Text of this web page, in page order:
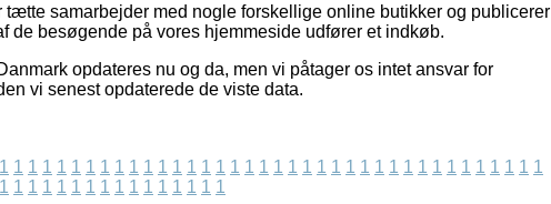
samarbejder med nogle forskellige online butikker og publicerer
de besøgende på vores hjemmeside udfører et indkøb.
opdateres nu og da, men vi påtager os intet ansvar for
vi senest opdaterede de viste data.
1 1 1 1 1 1 1 1 1 1 1 1 1 1 1 1 1 1 1 1 1 1 1 1 1 1 1 1 1 1 1 1 1 1 1 1 1 1
1 1 1 1 1 1 1 1 1 1 1 1 1 1 1 1